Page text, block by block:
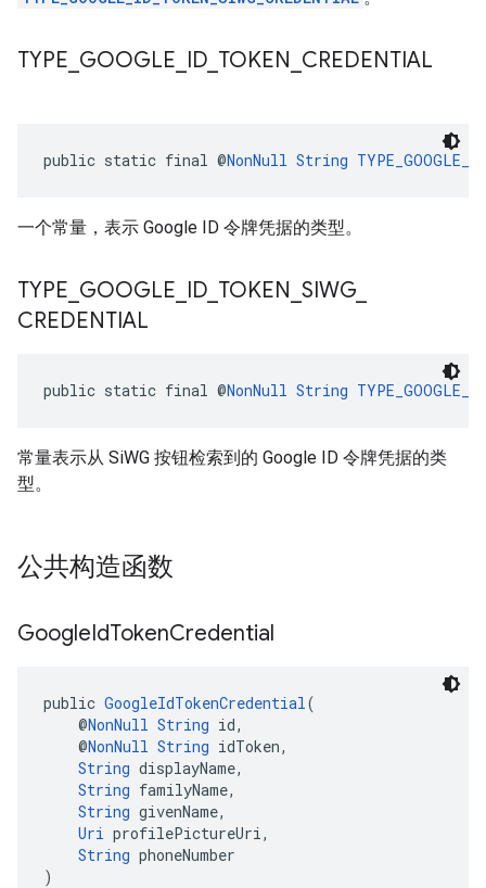
TYPE GOOGLE ID TOKEN CREDENTIAL
public static final @NonNull String
一个常量，表示 Google ID 令牌凭据的类型。
TYPE GOOGLE ID TOKEN SIWG
CREDENTIAL
public static final @NonNull String
常量表示从 SiWG 按钮检索到的 Google ID 令牌凭据的类
型。
公共构造函数
GoogleIdTokenCredential
public GoogleIdTokenCredential(
@NonNull String id,
@NonNull String idToken,
String displayName,
String familyName,
String givenName,
Uri profilePictureUri,
String phoneNumber
)